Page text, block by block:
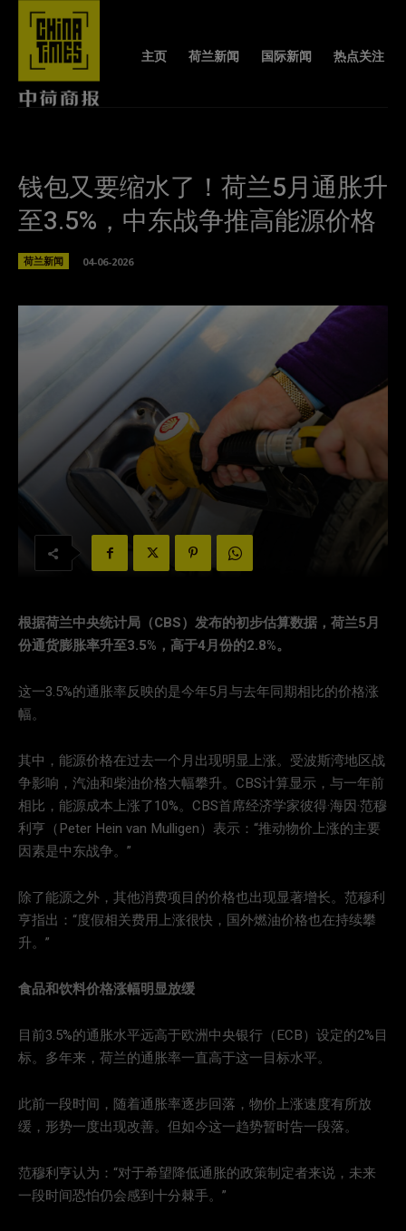
主页 荷兰新闻 国际新闻 热点关注
钱包又要缩水了！荷兰5月通胀升
至3.5%，中东战争推高能源价格
荷兰新闻 04-06-2026
根据荷兰中央统计局（CBS）发布的初步估算数据，荷兰5月
份通货膨胀率升至3.5%，高于4月份的2.8%。
这一3.5%的通胀率反映的是今年5月与去年同期相比的价格涨
幅。
其中，能源价格在过去一个月出现明显上涨。受波斯湾地区战
争影响，汽油和柴油价格大幅攀升。CBS计算显示，与一年前
相比，能源成本上涨了10%。CBS首席经济学家彼得·海因·范穆
利亨（Peter Hein van Mulligen）表示：“推动物价上涨的主要
因素是中东战争。”
除了能源之外，其他消费项目的价格也出现显著增长。范穆利
亨指出：“度假相关费用上涨很快，国外燃油价格也在持续攀
升。”
食品和饮料价格涨幅明显放缓
目前3.5%的通胀水平远高于欧洲中央银行（ECB）设定的2%目
标。多年来，荷兰的通胀率一直高于这一目标水平。
此前一段时间，随着通胀率逐步回落，物价上涨速度有所放
缓，形势一度出现改善。但如今这一趋势暂时告一段落。
范穆利亨认为：“对于希望降低通胀的政策制定者来说，未来
一段时间恐怕仍会感到十分棘手。”